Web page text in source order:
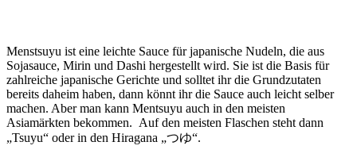
Menstsuyu ist eine leichte Sauce für japanische Nudeln, die aus
Sojasauce, Mirin und Dashi hergestellt wird. Sie ist die Basis für
zahlreiche japanische Gerichte und solltet ihr die Grundzutaten
bereits daheim haben, dann könnt ihr die Sauce auch leicht selber
machen. Aber man kann Mentsuyu auch in den meisten
Asiamärkten bekommen. Auf den meisten Flaschen steht dann
„Tsuyu“ oder in den Hiragana „つゆ“.